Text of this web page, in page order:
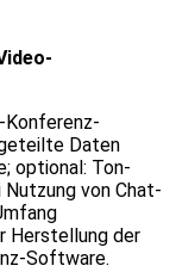
Konferenz-
Daten
optional: Ton-
Nutzung von Chat-
Herstellung der
Software.